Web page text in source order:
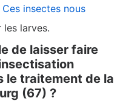
Ces insectes nous
larves.
de laisser faire
le traitement de la
(67) ?